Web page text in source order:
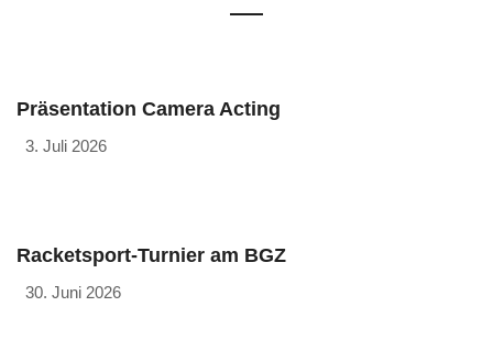
Präsentation Camera Acting
3. Juli 2026
Racketsport-Turnier am BGZ
30. Juni 2026